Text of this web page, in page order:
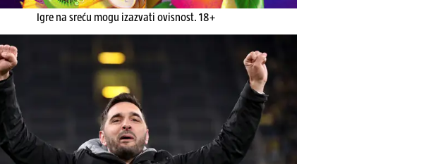
Igre na sreću mogu izazvati ovisnost. 18+